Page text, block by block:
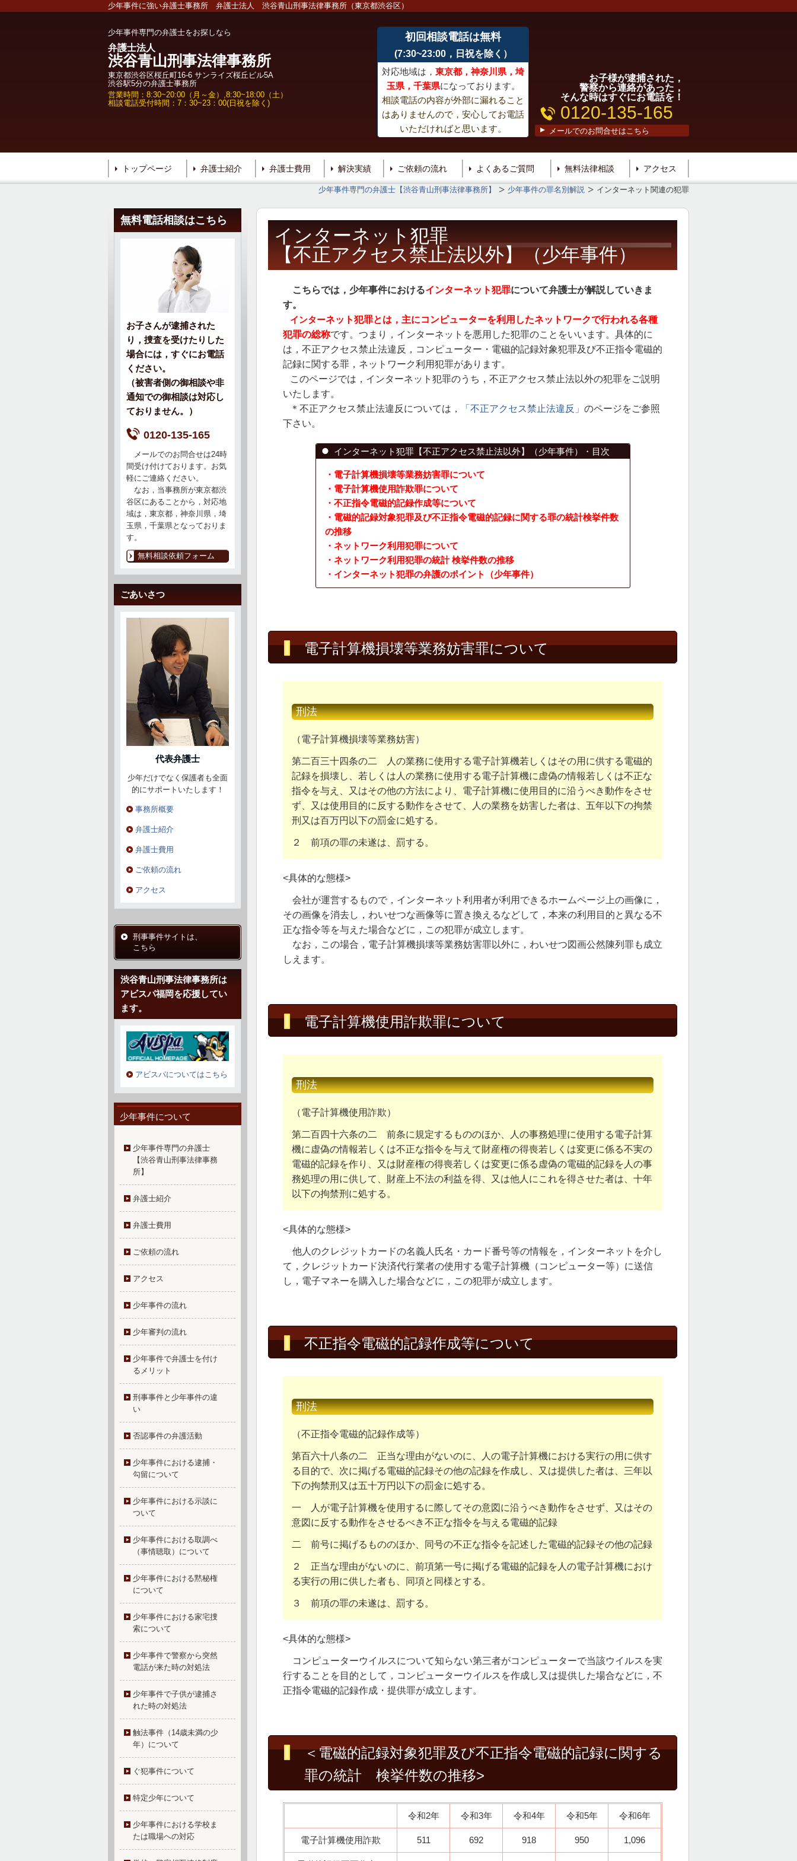
少年事件に強い弁護士事務所 弁護士法人 渋谷青山刑事法律事務所（東京都渋谷区）
少年事件専門の弁護士をお探しなら
弁護士法人
渋谷青山刑事法律事務所
東京都渋谷区桜丘町16-6 サンライズ桜丘ビル5A
渋谷駅5分の弁護士事務所
営業時間：8:30~20:00（月～金）,8:30~18:00（土）
相談電話受付時間：7：30~23：00(日祝を除く)
初回相談電話は無料
(7:30~23:00，日祝を除く）
対応地域は， 東京都，神奈川県，埼
玉県，千葉県になっております。
相談電話の内容が外部に漏れること
はありませんので，安心してお電話
いただければと思います。
お子様が逮捕された，
警察から連絡があった，
そんな時はすぐにお電話を！
0120-135-165
メールでのお問合せはこちら
トップページ 弁護士紹介 弁護士費用 解決実績 ご依頼の流れ よくあるご質問 無料法律相談 アクセス
少年事件専門の弁護士【渋谷青山刑事法律事務所】 少年事件の罪名別解説 インターネット関連の犯罪
インターネット犯罪
【不正アクセス禁止法以外】（少年事件）
こちらでは，少年事件におけるインターネット犯罪について弁護士が解説していきま
す。
インターネット犯罪とは，主にコンピューターを利用したネットワークで行われる各種
犯罪の総称です。つまり，インターネットを悪用した犯罪のことをいいます。具体的に
は，不正アクセス禁止法違反，コンピューター・電磁的記録対象犯罪及び不正指令電磁的
記録に関する罪，ネットワーク利用犯罪があります。
このページでは，インターネット犯罪のうち，不正アクセス禁止法以外の犯罪をご説明
いたします。
＊不正アクセス禁止法違反については，
「不正アクセス禁止法違反」 のページをご参照
下さい。
インターネット犯罪【不正アクセス禁止法以外】（少年事件）・目次
・電子計算機損壊等業務妨害罪について
・電子計算機使用詐欺罪について
・不正指令電磁的記録作成等について
・電磁的記録対象犯罪及び不正指令電磁的記録に関する罪の統計検挙件数
の推移
・ネットワーク利用犯罪について
・ネットワーク利用犯罪の統計 検挙件数の推移
・インターネット犯罪の弁護のポイント（少年事件）
電子計算機損壊等業務妨害罪について
刑法
（電子計算機損壊等業務妨害）
第二百三十四条の二
人の業務に使用する電子計算機若しくはその用に供する電磁的
記録を損壊し、若しくは人の業務に使用する電子計算機に虚偽の情報若しくは不正な
指令を与え、又はその他の方法により、電子計算機に使用目的に沿うべき動作をさせ
ず、又は使用目的に反する動作をさせて、人の業務を妨害した者は、五年以下の拘禁
刑又は百万円以下の罰金に処する。
２ 前項の罪の未遂は、罰する。
<具体的な態様>
会社が運営するもので，インターネット利用者が利用できるホームページ上の画像に，
その画像を消去し，わいせつな画像等に置き換えるなどして，本来の利用目的と異なる不
正な指令等を与えた場合などに，この犯罪が成立します。
なお，この場合，電子計算機損壊等業務妨害罪以外に，わいせつ図画公然陳列罪も成立
しえます。
電子計算機使用詐欺罪について
刑法
（電子計算機使用詐欺）
第二百四十六条の二
前条に規定するもののほか、人の事務処理に使用する電子計算
機に虚偽の情報若しくは不正な指令を与えて財産権の得喪若しくは変更に係る不実の
電磁的記録を作り、又は財産権の得喪若しくは変更に係る虚偽の電磁的記録を人の事
務処理の用に供して、財産上不法の利益を得、又は他人にこれを得させた者は、十年
以下の拘禁刑に処する。
<具体的な態様>
他人のクレジットカードの名義人氏名・カード番号等の情報を，インターネットを介し
て，クレジットカード決済代行業者の使用する電子計算機（コンピューター等）に送信
し，電子マネーを購入した場合などに，この犯罪が成立します。
不正指令電磁的記録作成等について
刑法
（不正指令電磁的記録作成等）
第百六十八条の二
正当な理由がないのに、人の電子計算機における実行の用に供す
る目的で、次に掲げる電磁的記録その他の記録を作成し、又は提供した者は、三年以
下の拘禁刑又は五十万円以下の罰金に処する。
一 人が電子計算機を使用するに際してその意図に沿うべき動作をさせず、又はその
意図に反する動作をさせるべき不正な指令を与える電磁的記録
二 前号に掲げるもののほか、同号の不正な指令を記述した電磁的記録その他の記録
２
正当な理由がないのに、前項第一号に掲げる電磁的記録を人の電子計算機におけ
る実行の用に供した者も、同項と同様とする。
３ 前項の罪の未遂は、罰する。
<具体的な態様>
コンピューターウイルスについて知らない第三者がコンピューターで当該ウイルスを実
行することを目的として，コンピューターウイルスを作成し又は提供した場合などに，不
正指令電磁的記録作成・提供罪が成立します。
＜電磁的記録対象犯罪及び不正指令電磁的記録に関する
罪の統計 検挙件数の推移>
令和2年 令和3年 令和4年 令和5年 令和6年
電子計算機使用詐欺 511 692 918 950 1,096
無料電話相談はこちら
お子さんが逮捕された
り，捜査を受けたりした
場合には，すぐにお電話
ください。
（被害者側の御相談や非
通知での御相談は対応し
ておりません。）
0120-135-165
メールでのお問合せは24時
間受け付けております。お気
軽にご連絡ください。
なお，当事務所が東京都渋
谷区にあることから，対応地
域は，東京都，神奈川県，埼
玉県，千葉県となっておりま
す。
無料相談依頼フォーム
ごあいさつ
代表弁護士
少年だけでなく保護者も全面
的にサポートいたします！
事務所概要
弁護士紹介
弁護士費用
ご依頼の流れ
アクセス
刑事事件サイトは、
こちら
渋谷青山刑事法律事務所は
アビスパ福岡を応援してい
ます。
アビスパについてはこちら
少年事件について
少年事件専門の弁護士
【渋谷青山刑事法律事務
所】
弁護士紹介
弁護士費用
ご依頼の流れ
アクセス
少年事件の流れ
少年審判の流れ
少年事件で弁護士を付け
るメリット
刑事事件と少年事件の違
い
否認事件の弁護活動
少年事件における逮捕・
勾留について
少年事件における示談に
ついて
少年事件における取調べ
（事情聴取）について
少年事件における黙秘権
について
少年事件における家宅捜
索について
少年事件で警察から突然
電話が来た時の対処法
少年事件で子供が逮捕さ
れた時の対処法
触法事件（14歳未満の少
年）について
ぐ犯事件について
特定少年について
少年事件における学校ま
たは職場への対応